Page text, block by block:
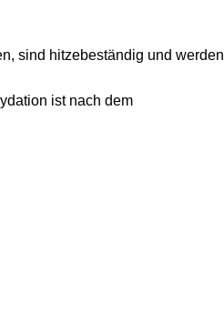
sind hitzebeständig und werden
ist nach dem